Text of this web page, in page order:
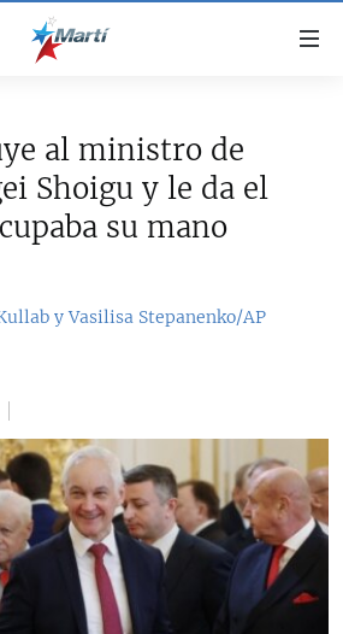
al ministro de
Shoigu y le da el
su mano
y Vasilisa Stepanenko/AP